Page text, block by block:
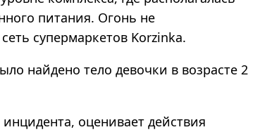
питания. Огонь не
супермаркетов Korzinka.
найдено тело девочки в возрасте 2
оценивает действия